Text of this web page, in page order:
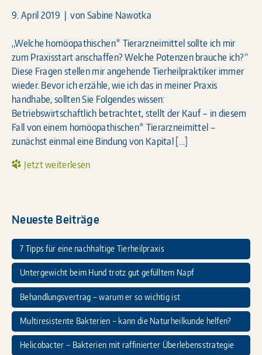
9. April 2019 | von Sabine Nawotka
„Welche homöopathischen* Tierarzneimittel sollte ich mir
zum Praxisstart anschaffen? Welche Potenzen brauche ich?“
Diese Fragen stellen mir angehende Tierheilpraktiker immer
wieder. Bevor ich erzähle, wie ich das in meiner Praxis
handhabe, sollten Sie Folgendes wissen:
Betriebswirtschaftlich betrachtet, stellt der Kauf – in diesem
Fall von einem homöopathischen* Tierarzneimittel –
zunächst einmal eine Bindung von Kapital […]
Jetzt weiterlesen
Neueste Beiträge
7 Tipps für eine nachhaltige Tierheilpraxis
Untergewicht beim Hund trotz gut gefülltem Napf
Behandlungsvertrag – warum er so wichtig ist
Multiresistente Bakterien – kann die Naturheilkunde helfen?
Helicobacter – Bakterien mit raffinierter Überlebensstrategie